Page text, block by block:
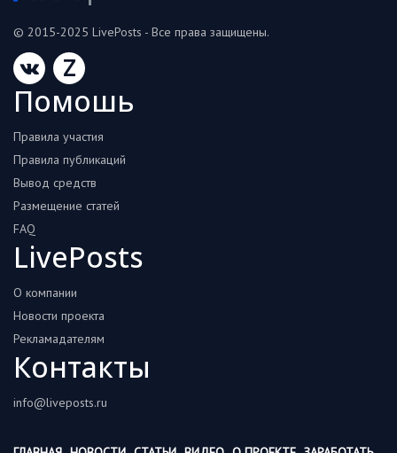
© 2015-2025 LivePosts - Все права защищены.
Z
Помошь
Правила участия
Правила публикаций
Вывод средств
Размещение статей
FAQ
LivePosts
О компании
Новости проекта
Рекламадателям
Контакты
info@liveposts.ru